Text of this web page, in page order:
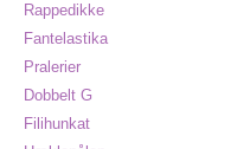
Rappedikke
Fantelastika
Pralerier
Dobbelt G
Filihunkat